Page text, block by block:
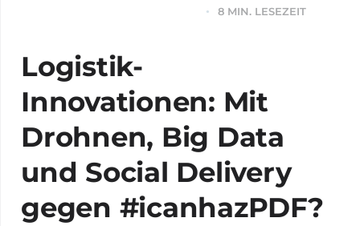
8 MIN. LESEZEIT
Logistik-
Innovationen: Mit
Drohnen, Big Data
und Social Delivery
gegen #icanhazPDF?